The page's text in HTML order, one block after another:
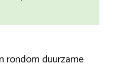
rondom duurzame